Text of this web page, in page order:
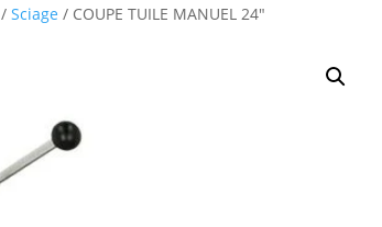
/Sciage / COUPE TUILE MANUEL 24″